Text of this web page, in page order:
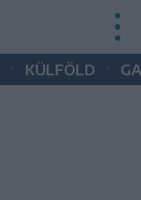
KÜLFÖLD